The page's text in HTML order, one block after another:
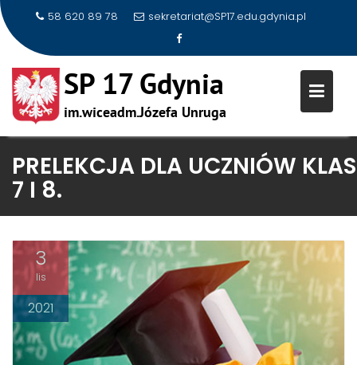
content
58 620 89 78 sekretariat@SP17.edu.gdynia.pl
PRELEKCJA DLA UCZNIÓW KLAS
7 I 8.
3
lis
2021